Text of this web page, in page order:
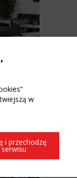
B Zone Club!
w
i przechodzę